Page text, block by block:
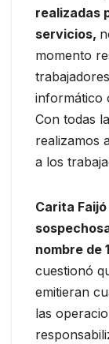
realizadas
servicios,
momento
informático
Con todas
realizamos
a los
Carita
nombre de
cuestionó
emitieran
las